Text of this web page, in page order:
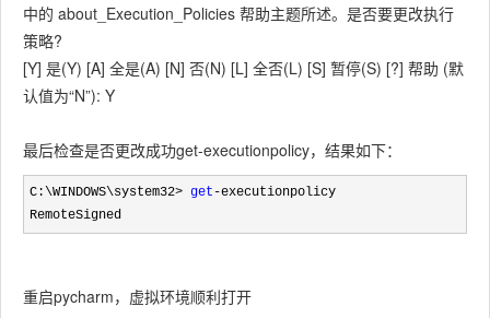
中的 about_Execution_Policies 帮助主题所述。是否要更改执行
策略?
[Y] 是(Y) [A] 全是(A) [N] 否(N) [L] 全否(L) [S] 暂停(S) [?] 帮助 (默
认值为“N”): Y
最后检查是否更改成功get-executionpolicy，结果如下：
C:\WINDOWS\system32> get -executionpolicy
RemoteSigned
重启pycharm，虚拟环境顺利打开